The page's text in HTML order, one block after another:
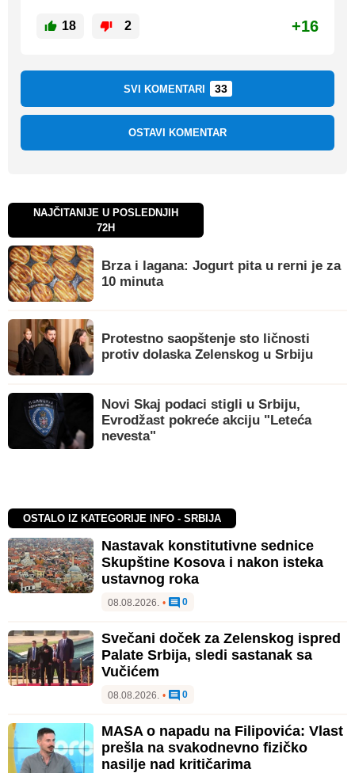
18 2 +16
SVI KOMENTARI 33
OSTAVI KOMENTAR
NAJČITANIJE U POSLEDNJIH
72H
Brza i lagana: Jogurt pita u rerni je za
10 minuta
Protestno saopštenje sto ličnosti
protiv dolaska Zelenskog u Srbiju
Novi Skaj podaci stigli u Srbiju,
Evrodžast pokreće akciju "Leteća
nevesta"
OSTALO IZ KATEGORIJE INFO - SRBIJA
Nastavak konstitutivne sednice
Skupštine Kosova i nakon isteka
ustavnog roka
08.08.2026. • 0
Svečani doček za Zelenskog ispred
Palate Srbija, sledi sastanak sa
Vučićem
08.08.2026. • 0
MASA o napadu na Filipovića: Vlast
prešla na svakodnevno fizičko
nasilje nad kritičarima